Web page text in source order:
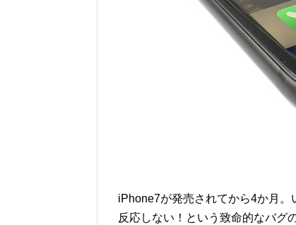
iPhone7が発売されてから4か月
反応しない！という致命的なバグ